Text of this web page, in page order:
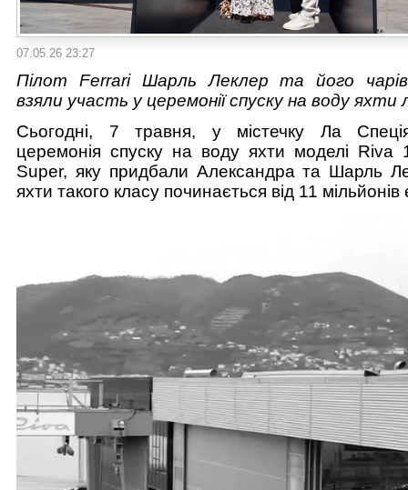
07.05.26 23:27
Пілот Ferrari Шарль Леклер та його
взяли участь у церемонії спуску на воду яхти
Сьогодні, 7 травня, у містечку Ла
церемонія спуску на воду яхти моделі Riva
Super, яку придбали Александра та Шарль
яхти такого класу починається від 11 мільйонів